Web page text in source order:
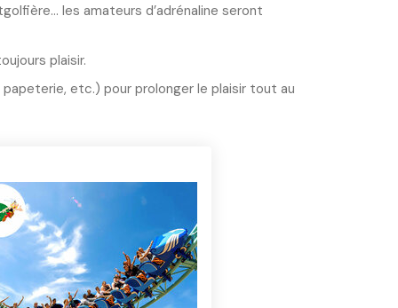
les amateurs d’adrénaline seront
plaisir.
etc.) pour prolonger le plaisir tout au